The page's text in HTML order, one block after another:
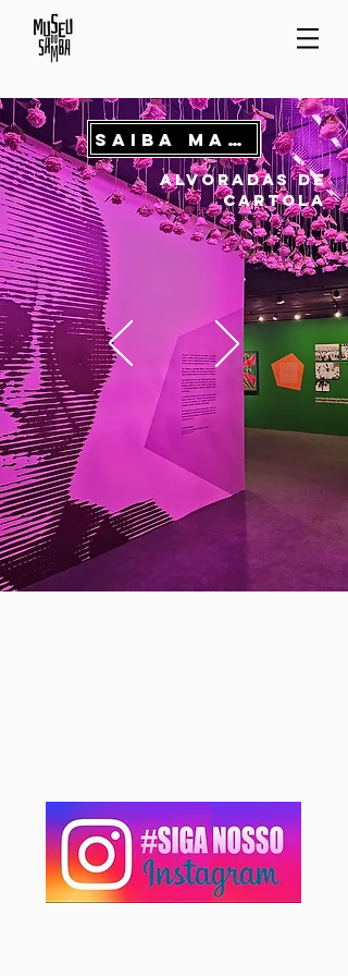
Saiba Mais
alvoradas de
cartola